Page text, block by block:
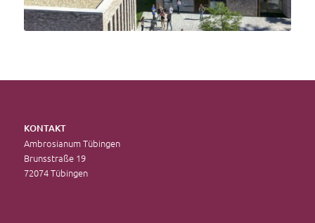
KONTAKT
Ambrosianum Tübingen
Brunsstraße 19
72074 Tübingen